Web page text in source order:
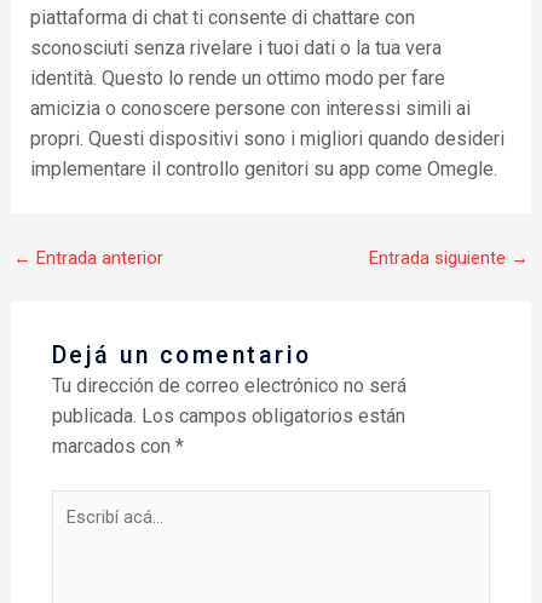
piattaforma di chat ti consente di chattare con
sconosciuti senza rivelare i tuoi dati o la tua vera
identità. Questo lo rende un ottimo modo per fare
amicizia o conoscere persone con interessi simili ai
propri. Questi dispositivi sono i migliori quando desideri
implementare il controllo genitori su app come Omegle.
← Entrada anterior Entrada siguiente →
Dejá un comentario
Tu dirección de correo electrónico no será
publicada. Los campos obligatorios están
marcados con *